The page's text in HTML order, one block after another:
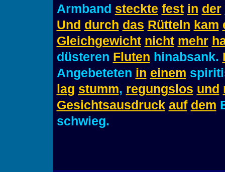
Armband steckte fest in der
Und durch das Rütteln kam
Gleichgewicht nicht mehr
düsteren Fluten hinabsank.
Angebeteten in einem
lag stumm, regungslos und
Gesichtsausdruck auf dem
schwieg.